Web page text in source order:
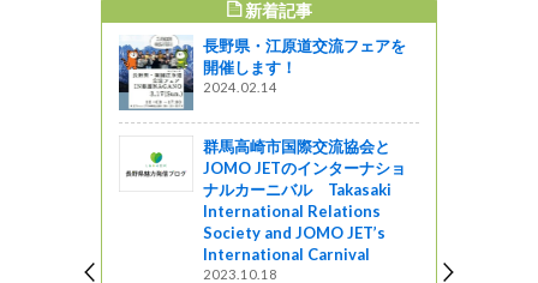
新着記事
長野県・江原道交流フェアを
開催します！
2024.02.14
群馬高崎市国際交流協会と
JOMO JETのインターナショ
ナルカーニバル Takasaki
International Relations
Society and JOMO JET’s
International Carnival
2023.10.18